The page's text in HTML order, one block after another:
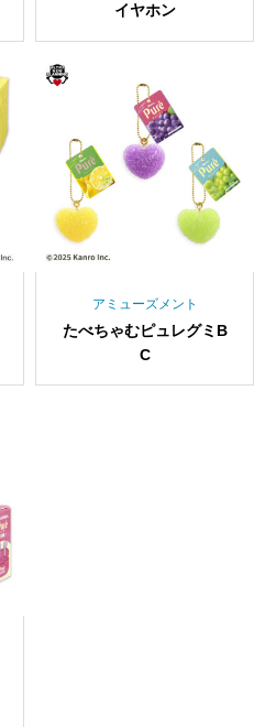
イヤホン
アミューズメント
たべちゃむピュレグミB
C